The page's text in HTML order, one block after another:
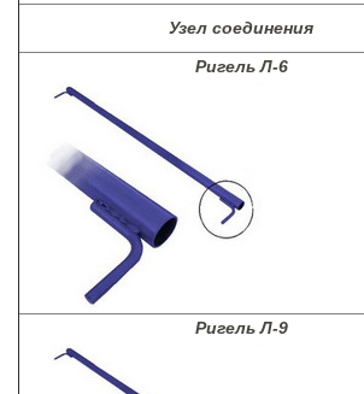
Узел соединения
Ригель Л-6
Ригель Л-9